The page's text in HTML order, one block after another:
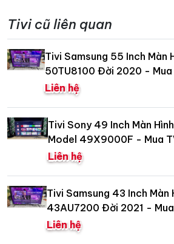
Tivi cũ liên quan
Tivi Samsung 55 Inch Màn
50TU8100 Đời 2020 - Mua
Liên hệ
Tivi Sony 49 Inch Màn
Model 49X9000F - Mua
Liên hệ
Tivi Samsung 43 Inch Màn
43AU7200 Đời 2021 -
Liên hệ